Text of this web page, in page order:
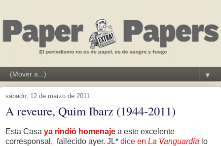
▼
sábado, 12 de marzo de 2011
A reveure, Quim Ibarz (1944-2011)
Esta Casa ya rindió homenaje a este excelente
corresponsal, fallecido ayer. JL* dice en La Vanguardia lo